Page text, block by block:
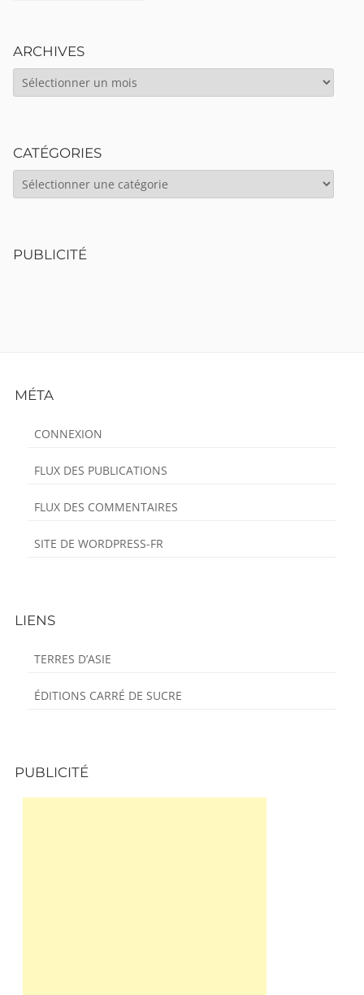
ARCHIVES
ARCHIVES
CATÉGORIES
CATÉGORIES
PUBLICITÉ
Content
MÉTA
CONNEXION
FLUX DES PUBLICATIONS
FLUX DES COMMENTAIRES
SITE DE WORDPRESS-FR
LIENS
TERRES D’ASIE
ÉDITIONS CARRÉ DE SUCRE
PUBLICITÉ